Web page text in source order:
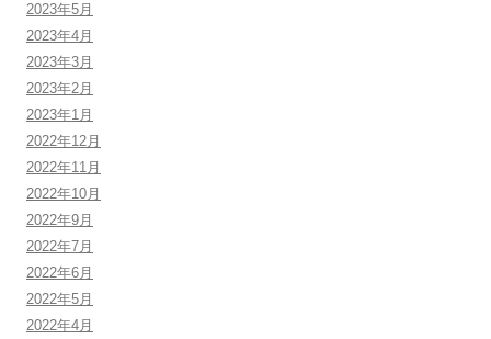
2023年5月
2023年4月
2023年3月
2023年2月
2023年1月
2022年12月
2022年11月
2022年10月
2022年9月
2022年7月
2022年6月
2022年5月
2022年4月